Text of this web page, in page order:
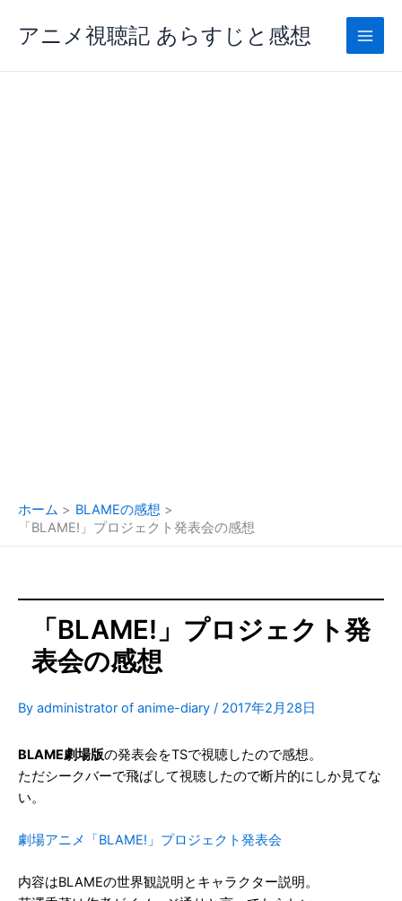
ス
アニメ視聴記 あらすじと感想
ホーム
BLAMEの感想
「BLAME!」プロジェクト発表会の感想
「BLAME!」プロジェクト発
表会の感想
By administrator of anime-diary / 2017年2月28日
BLAME劇場版の発表会をTSで視聴したので感想。
ただシークバーで飛ばして視聴したので断片的にしか見てな
い。
劇場アニメ「BLAME!」プロジェクト発表会
内容はBLAMEの世界観説明とキャラクター説明。